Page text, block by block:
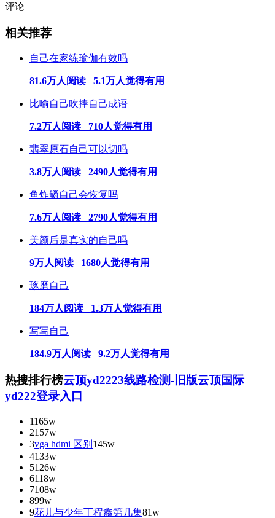
评论
相关推荐
自己在家练瑜伽有效吗
81.6万人阅读 5.1万人觉得有用
比喻自己吹捧自己成语
7.2万人阅读 710人觉得有用
翡翠原石自己可以切吗
3.8万人阅读 2490人觉得有用
鱼炸鳞自己会恢复吗
7.6万人阅读 2790人觉得有用
美颜后是真实的自己吗
9万人阅读 1680人觉得有用
琢磨自己
184万人阅读 1.3万人觉得有用
写写自己
184.9万人阅读 9.2万人觉得有用
热搜排行榜云顶yd2223线路检测-旧版云顶国际
yd222登录入口
1165w
2157w
3vga hdmi 区别 145w
4133w
5126w
6118w
7108w
899w
9花儿与少年丁程鑫第几集81w